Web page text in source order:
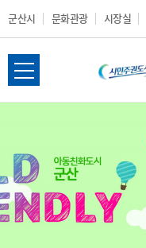
군산시 문화관광 시장실
전
체
열
기